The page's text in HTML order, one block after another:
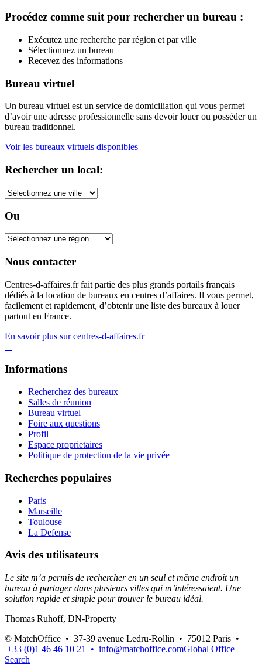
Procédez comme suit pour rechercher un bureau :
Exécutez une recherche par région et par ville
Sélectionnez un bureau
Recevez des informations
Bureau virtuel
Un bureau virtuel est un service de domiciliation qui vous permet
d’avoir une adresse professionnelle sans devoir louer ou posséder un
bureau traditionnel.
Voir les bureaux virtuels disponibles
Rechercher un local:
Ou
Nous contacter
Centres-d-affaires.fr fait partie des plus grands portails français
dédiés à la location de bureaux en centres d’affaires. Il vous permet,
facilement et rapidement, d’obtenir une liste des bureaux à louer
partout en France.
En savoir plus sur centres-d-affaires.fr
Informations
Recherchez des bureaux
Salles de réunion
Bureau virtuel
Foire aux questions
Profil
Espace proprietaires
Politique de protection de la vie privée
Recherches populaires
Paris
Marseille
Toulouse
La Defense
Avis des utilisateurs
Le site m’a permis de rechercher en un seul et même endroit un
bureau à partager dans plusieurs villes qui m’intéressaient. Une
solution rapide et simple pour trouver le bureau idéal.
Thomas Ruhoff, DN-Property
© MatchOffice • 37-39 avenue Ledru-Rollin • 75012 Paris •
+33 (0)1 46 46 10 21 • info@matchoffice.comGlobal Office
Search